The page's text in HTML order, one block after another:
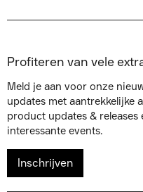
Profiteren van vele
Meld je aan voor onze
updates met aantrekkelijke
product updates &
interessante events.
Inschrijven